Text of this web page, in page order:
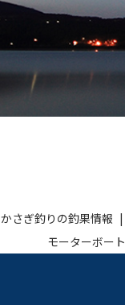
さぎ釣りの釣果情報
モーターボート